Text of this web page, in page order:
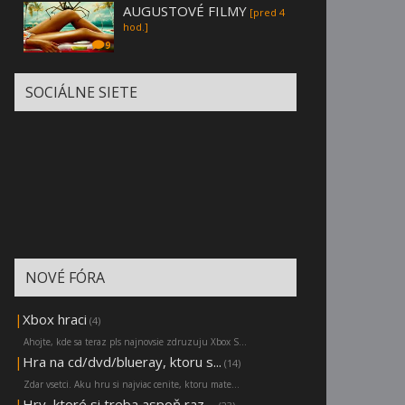
9
AUGUSTOVÉ FILMY [pred 4
hod.]
SOCIÁLNE SIETE
NOVÉ FÓRA
| Xbox hraci (4)
Ahojte, kde sa teraz pls najnovsie zdruzuju Xbox S...
| Hra na cd/dvd/blueray, ktoru s... (14)
Zdar vsetci. Aku hru si najviac cenite, ktoru mate...